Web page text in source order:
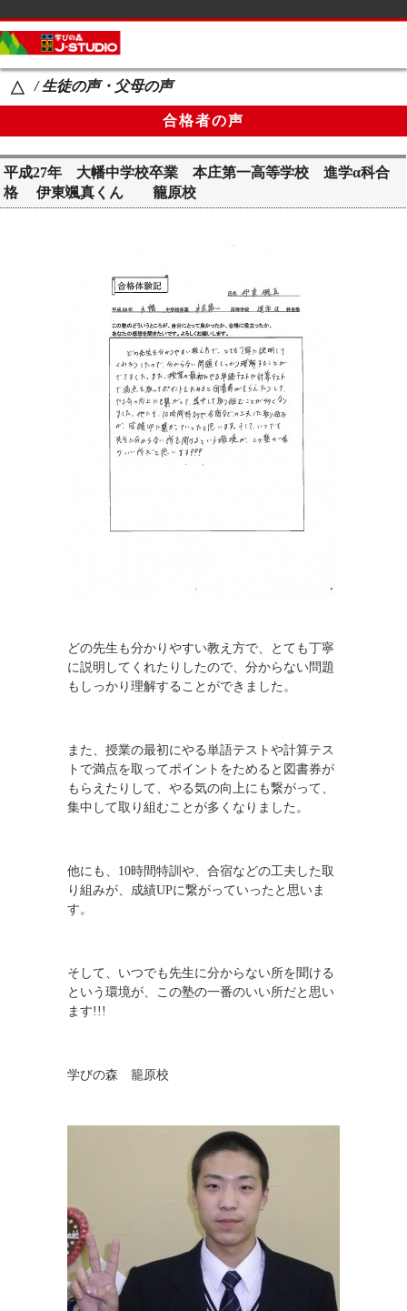
△ / 生徒の声・父母の声
合格者の声
平成27年 大幡中学校卒業 本庄第一高等学校 進学α科合
格 伊東颯真くん 籠原校
どの先生も分かりやすい教え方で、とても丁寧
に説明してくれたりしたので、分からない問題
もしっかり理解することができました。
また、授業の最初にやる単語テストや計算テス
トで満点を取ってポイントをためると図書券が
もらえたりして、やる気の向上にも繋がって、
集中して取り組むことが多くなりました。
他にも、 10時間特訓や、合宿などの工夫した取
り組みが、成績UPに繋がっていったと思いま
す。
そして、いつでも先生に分からない所を聞ける
という環境が、この塾の一番のいい所だと思い
ます!!!
学びの森 籠原校
カテゴリーメニュー
コース案内
講師紹介
教室一覧
Mobile Theme